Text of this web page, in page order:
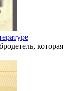
которая